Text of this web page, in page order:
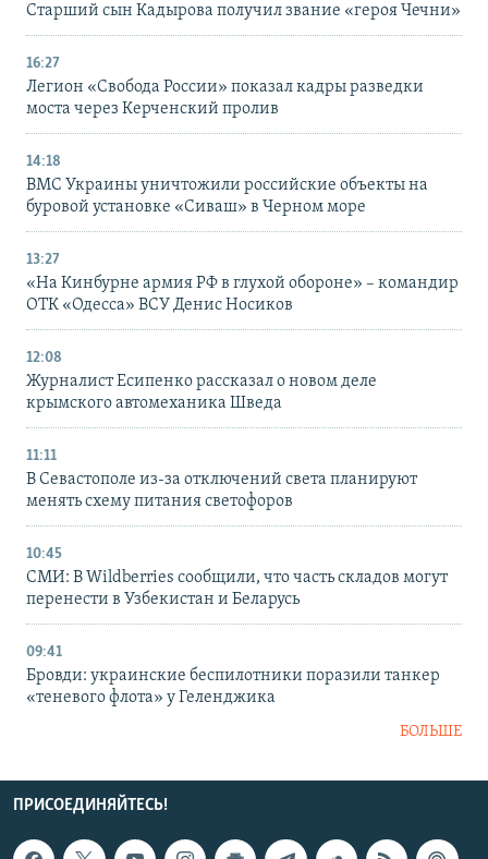
Старший сын Кадырова получил звание «героя Чечни»
16:27
Легион «Свобода России» показал кадры разведки
моста через Керченский пролив
14:18
ВМС Украины уничтожили российские объекты на
буровой установке «Сиваш» в Черном море
13:27
«На Кинбурне армия РФ в глухой обороне» – командир
ОТК «Одесса» ВСУ Денис Носиков
12:08
Журналист Есипенко рассказал о новом деле
крымского автомеханика Шведа
11:11
В Севастополе из-за отключений света планируют
менять схему питания светофоров
10:45
СМИ: В Wildberries сообщили, что часть складов могут
перенести в Узбекистан и Беларусь
09:41
Бровди: украинские беспилотники поразили танкер
«теневого флота» у Геленджика
БОЛЬШЕ
ПРИСОЕДИНЯЙТЕСЬ!